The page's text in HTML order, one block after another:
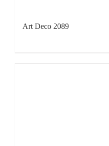
Art Deco 2089